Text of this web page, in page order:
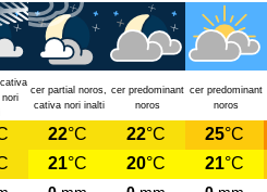
nori
cer partial noros,
cativa nori inalti
cer predominant
noros
cer predominant
noros
22°C 22°C 25°C
21°C 20°C 21°C